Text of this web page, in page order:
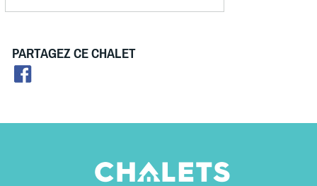
PARTAGEZ CE CHALET